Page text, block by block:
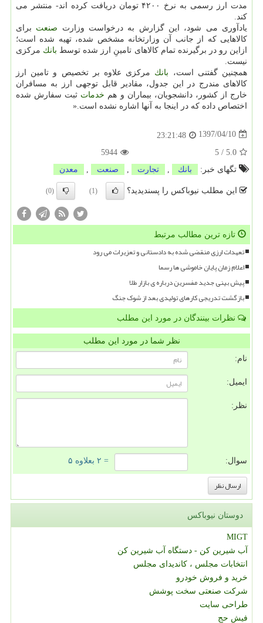
مدت ارز رسمی به نرخ ۴۲۰۰ تومان دریافت كرده اند- منتشر می
كند.
یادآوری می شود، این گزارش به درخواست وزارت صنعت برای
كالاهایی كه از جانب آن وزارتخانه مشخص شده، تهیه شده است؛
ازاین رو در برگیرنده تمام كالاهای تامینِ ارز شده توسط بانك مركزی
نیست.
همچنین گفتنی است، بانك مركزی علاوه بر تخصیص و تامین ارز
كالاهای مندرج در این جدول، مقادیر قابل توجهی ارز به مسافران
خارج از كشور، دانشجویان، بیماران و هم خدمات ثبت سفارش شده
اختصاص داده كه در اینجا به آنها اشاره نشده است.«
1397/04/10
23:21:48
5.0
/
5
5944
تگهای خبر:
بانك تجارت صنعت معدن
این مطلب نیوباکس را پسندیدید؟ (1)
(0)
تازه ترین مطالب مرتبط
تعهدات ارزی منقضی شده به دادستانی و تعزیرات می رود
اعلام زمان پایان خاموشی ها رسما
پیش بینی جدید مفسرین درباره ی بازار طلا
بازگشت تدریجی کارهای تولیدی بعد از شوک جنگ
نظرات بینندگان در مورد این مطلب
نظر شما در مورد این مطلب
نام:
ایمیل:
نظر:
سوال: = ۲ بعلاوه ۵
دوستان نیوباکس
MIGT
آب شیرین کن - دستگاه آب شیرین کن
انتخابات مجلس ، کاندیدای مجلس
خرید و فروش خودرو
شرکت صنعتی سخت پوشش
طراحی سایت
فیش حج